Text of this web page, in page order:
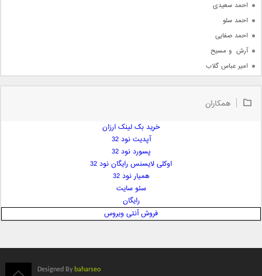
احمد سعیدی
احمد سلو
احمد صفایی
آرش  و مسیح
امیر عباس گلاب
امیر علی
ایمان غلامی
بابک جهانبخش
همکاران
خرید بک لینک ارزان
آپدیت نود 32
پسورد نود 32
اوکلی لایسنس رایگان نود 32
همیار نود 32
سئو سایت
رایگان
فروش آنتی ویروس
Designed By baharseo